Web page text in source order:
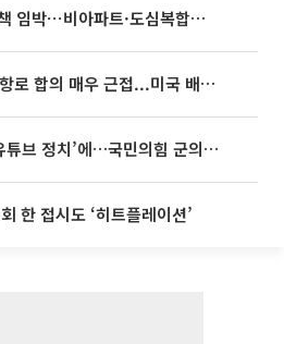
영끌 '주택공급' 대책 임박⋯비아파트·도심복합까지 총동원
이란 “호르무즈 새 항로 합의 매우 근접...미국 배상 먼저”
우성빈 기장군수 ‘유튜브 정치’에…국민의힘 군의원들 집단 반발
한 접시도 ‘히트플레이션’